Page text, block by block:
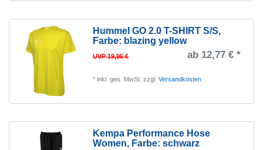
Hummel GO 2.0 T-SHIRT S/S,
Farbe: blazing yellow
UVP 19,95 € ab 12,77 € *
*inkl. ges. MwSt. zzgl.Versandkosten
Kempa Performance Hose
Women, Farbe: schwarz